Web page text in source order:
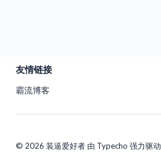
友情链接
霸流博客
© 2026 装逼爱好者 由 Typecho 强力驱动